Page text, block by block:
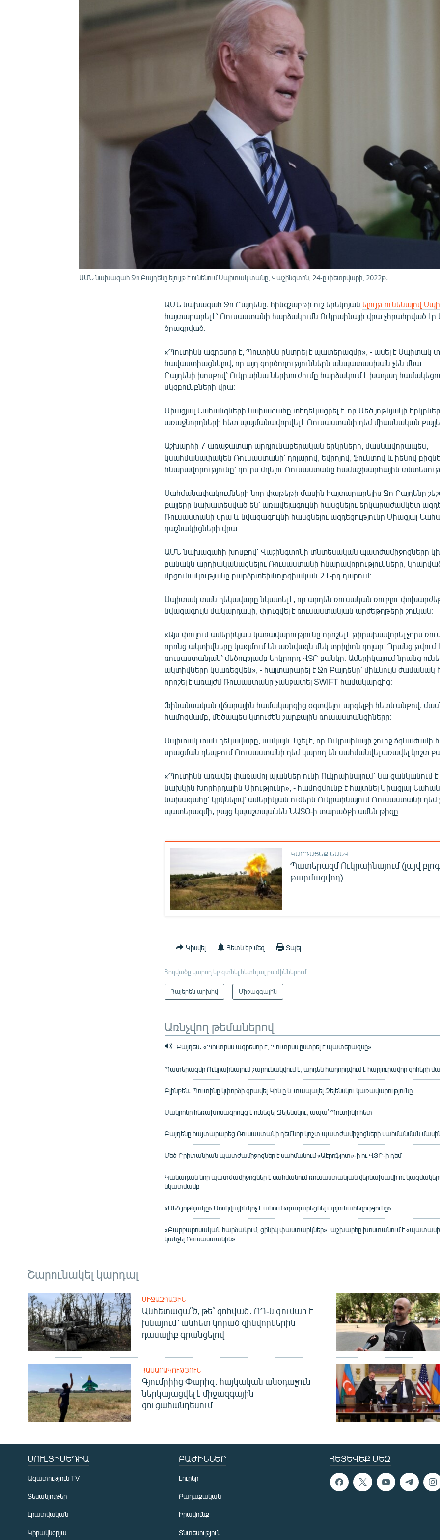
ԱՄՆ նախագահ Ջո Բայդենը ելույթ է ունենում Սպիտակ տանը, Վաշինգտոն, 24-ը փետրվարի, 2022թ․
ԱՄՆ նախագահ Ջո Բայդենը, հինգշաբթի ուշ երեկոյան ելույթ ունենալով
հայտարարել է՝ Ռուսաստանի հարձակումն Ուկրաինայի վրա չհրահրված
ծրագրված։
«Պուտինն ագրեսոր է, Պուտինն ընտրել է պատերազմը», - ասել է Սպիտակ
հավաստիացնելով, որ այդ գործողություններն անպատասխան չեն մնա։
Բայդենի խոսքով՝ Ուկրաինա ներխուժումը հարձակում է խաղաղ
սկզբունքների վրա։
Միացյալ Նահանգների նախագահը տեղեկացրել է, որ Մեծ յոթնյակի
առաջնորդների հետ պայմանավորվել է Ռուսաստանի դեմ միասնական
Աշխարհի 7 առաջատար արդյունաբերական երկրները, մասնավորապես,
կսահմանափակեն Ռուսաստանի՝ դոլարով, եվրոյով, ֆունտով և իենով
հնարավորությունը՝ դուրս մղելու Ռուսաստանը համաշխարհային
Սահմանափակումների նոր փաթեթի մասին հայտարարելիս Ջո Բայդենը
քայլերը նախատեսված են՝ առավելագույնի հասցնելու երկարաժամկետ
Ռուսաստանի վրա և նվազագույնի հասցնելու ազդեցությունը Միացյալ
դաշնակիցների վրա։
ԱՄՆ նախագահի խոսքով՝ Վաշինգտոնի տնտեսական պատժամիջոցները
բանակն արդիականացնելու Ռուսաստանի հնարավորությունները,
մրցունակությանը բարձրտեխնոլոգիական 21-րդ դարում։
Սպիտակ տան ղեկավարը նկատել է, որ արդեն ռուսական ռուբլու
նվազագույն մակարդակի, փլուզվել է ռուսաստանյան արժեթղթերի շուկան։
«Այս փուլում ամերիկյան կառավարությունը որոշել է թիրախավորել չորս
որոնց ակտիվները կազմում են առնվազն մեկ տրիլիոն դոլար։ Դրանց թվում
ռուսաստանյան՝ մեծությամբ երկրորդ ՎՏԲ բանկը։ Ամերիկայում նրանց
ակտիվները կսառեցվեն», - հայտարարել է Ջո Բայդենը՝ միևնույն ժամանակ
որոշել է առայժմ Ռուսաստանը չանջատել SWIFT համակարգից։
Ֆինանսական վճարային համակարգից օգտվելու արգելքի հետևանքով,
համոզմամբ, մեծապես կտուժեն շարքային ռուսաստանցիները։
Սպիտակ տան ղեկավարը, սակայն, նշել է, որ Ուկրաինայի շուրջ ճգնաժամի
սրացման դեպքում Ռուսաստանի դեմ կարող են սահմանվել առավել կոշտ
«Պուտինն առավել փառամոլ պլաններ ունի Ուկրաինայում՝ նա ցանկանում
նախկին Խորհրդային Միությունը», - համոզմունք է հայտնել Միացյալ
նախագահը՝ կրկնելով՝ ամերիկյան ուժերն Ուկրաինայում Ռուսաստանի դեմ
պատերազմի, բայց կպաշտպանեն ՆԱՏՕ-ի տարածքի ամեն թիզը։
ԿԱՐԴԱՑԵՔ ՆԱԵՎ
Պատերազմ Ուկրաինայում (լայվ
թարմացվող)
Կիսվել Հետևեք մեզ Տպել
Հոդվածը կարող եք գտնել հետևյալ բաժիններում
Հայերեն արխիվ Միջազգային
Առնչվող թեմաներով
Բայդեն․ «Պուտինն ագրեսոր է, Պուտինն ընտրել է պատերազմը»
Պատերազմը Ուկրաինայում շարունակվում է, արդեն հաղորդվում է հարյուրավոր զոհերի
Բլինքեն․ Պուտինը կփորձի գրավել Կիևը և տապալել Զելենսկու կառավարությունը
Մակրոնը հեռախոսազրույց է ունեցել Զելենսկու, ապա՝ Պուտինի հետ
Բայդենը հայտարարեց Ռուսաստանի դեմ նոր կոշտ պատժամիջոցների սահմանման
Մեծ Բրիտանիան պատժամիջոցներ է սահմանում «Աէրոֆլոտ»-ի ու ՎՏԲ-ի դեմ
Կանադան նոր պատժամիջոցներ է սահմանում ռուսաստանյան վերնախավի ու
նկատմամբ
«Մեծ յոթնյակը» Մոսկվային կոչ է անում «դադարեցնել արյունահեղությունը»
«Բարբարոսական հարձակում, ցինիկ փաստարկներ». աշխարհը խոստանում է
կանչել Ռուսաստանին»
Շարունակել կարդալ
ՄԻՋԱԶԳԱՅԻՆ
Անհետացա՞ծ, թե՞ զոհված․ ՌԴ-ն գումար է
խնայում՝ անհետ կորած զինվորներին
դասալիք գրանցելով
ՀԱՍԱՐԱԿՈՒԹՅՈՒՆ
Գյումրիից Փարիզ․ հայկական անօդաչուն
ներկայացվել է միջազգային
ցուցահանդեսում
ՀԵՏԵՎԵՔ ՄԵԶ
ՄՈՒԼՏԻՄԵԴԻԱ
Ազատություն TV
Տեսանյութեր
Լրատվական
Կիրակնօրյա
ԲԱԺԻՆՆԵՐ
Լուրեր
Քաղաքական
Իրավունք
Տնտեսություն